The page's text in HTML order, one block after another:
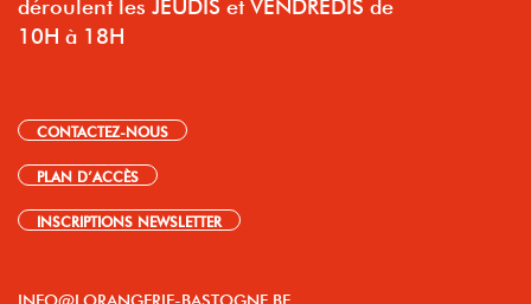
déroulent les JEUDIS et VENDREDIS de
10H à 18H
CONTACTEZ-NOUS
PLAN D’ACCÈS
INSCRIPTIONS NEWSLETTER
INFO@LORANGERIE-BASTOGNE.BE